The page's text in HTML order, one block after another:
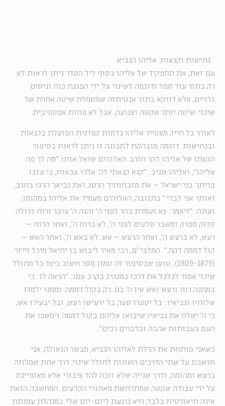
נחישות וקנאות. אליהו הנביא
עם זאת, את התפקיד של אליהו בסוף ליל הסדר ניתן לראות לא
רק בתור עוד סמל ודוגמה לשינוי על ידי הפגנת כוח וניסים
גלויים, אלא דווקא בתור אנטיתזה שמסמלת שיטה אחרת של
שינוי. שיטה יותר שקטה וצנועה, אבל לא פחות אפקטיבית.
לאורך כל חייו, מצטייר אליהו כדמות קפדנית הפועלת בקנאות
ובנחישות. דוגמה מובהקת לתכונה זו ניתן לראות בסיפור
הגעתו של אליהו להר חורב. האלוהים שואל אותו "מה לך פה
אליהו", ואליהו מגיב: "קנא קנאתי לה' אלהי צבאות, כי עזבו
בריתך בני ישראל – את מזבחותיך הרסו, ואת נביאך הרגו בחרב,
ואותר אני לבדי." כתגובה, האלוהים מעמיד את אליהו במקומו,
ועונה: "ויאמר: צא ועמדת בהר לפני ה' והנה ה' עובר ורוח גדולה
וחזק מפרק ומשבר סלעים לפני ה', לא ברוח ה', ואחר הרוח –
רעש, לא ברעש ה', ואחר הרעש – אש, לא באש ה', ואחר האש –
קול דממה דקה." המלבי"ם, רבי מאיר ליבוש בן יחיאל מיכל וייזר
(1809-1879), טוען שבסיפור זה טמון מסר חשוב כיצד כל מחולל
שינוי אמור לכלכל את דרכו כמנהיג בקרב עמו: "הראה לו: כי
במחנה רוח ורעש ואש אין ה' בם. רק בקול דממה. וממנו ילמדו
שלוחיו ונביאיו: בל יסערו סער, בל ירעישו רעש, ובל יבעירו אש,
כי ה' ישלח את נביאיו שיבואו אליהם בקול דממה וימשכו את
העם בעבותות אהבה ובדברים רכים".
כשאני פותחת את הדלת לאליהו הנביא, מבשר הגאולה, אני
חושבת על שתי הדרכים השונות לחולל שינוי, דרך אחת שמלווה
ברעש ומהומה, ודרך שנייה שלא זוכה להד ציבורי אלא מאופיינת
על ידי עבודה שקטה שמתרחשת מאחורי הקלעים. המחשבה הזאת
אינה תיאורטית בלבד, היא נוגעת ליום-יום שלי. כמנהלת עמותת